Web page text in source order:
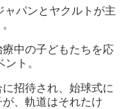
パンとヤクルトが主
中の子どもたちを応
ト。
招待され、始球式に
、軌道はそれたけ